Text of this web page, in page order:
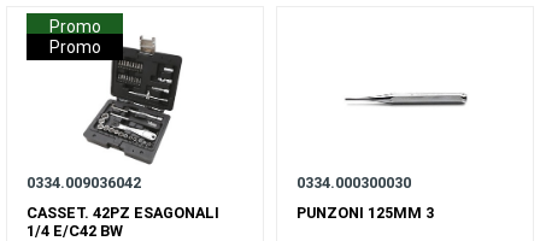
Promo
Promo
0334.009036042
CASSET. 42PZ ESAGONALI
1/4 E/C42 BW
0334.000300030
PUNZONI 125MM 3